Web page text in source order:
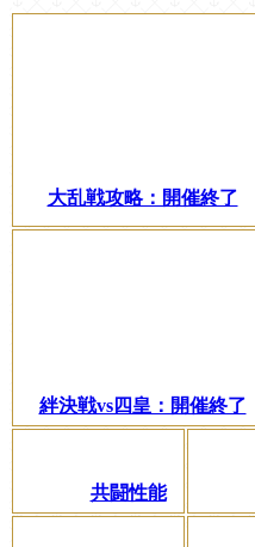
大乱戦攻略：開催終了
絆決戦vs四皇：開催終了
共闘性能